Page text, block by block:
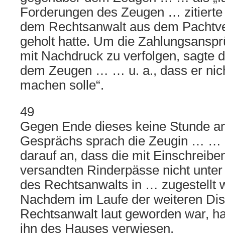
Forderungen des Zeugen …
dem Rechtsanwalt aus dem
geholt hatte. Um die
mit Nachdruck zu verfolgen, sagte
dem Zeugen … … u. a., dass er
machen solle“.
49
Gegen Ende dieses keine Stunde
Gesprächs sprach die Zeugin … …
darauf an, dass die mit
versandten Rinderpässe nicht
des Rechtsanwalts in … zugestellt
Nachdem im Laufe der weiteren
Rechtsanwalt laut geworden war,
ihn des Hauses verwiesen.